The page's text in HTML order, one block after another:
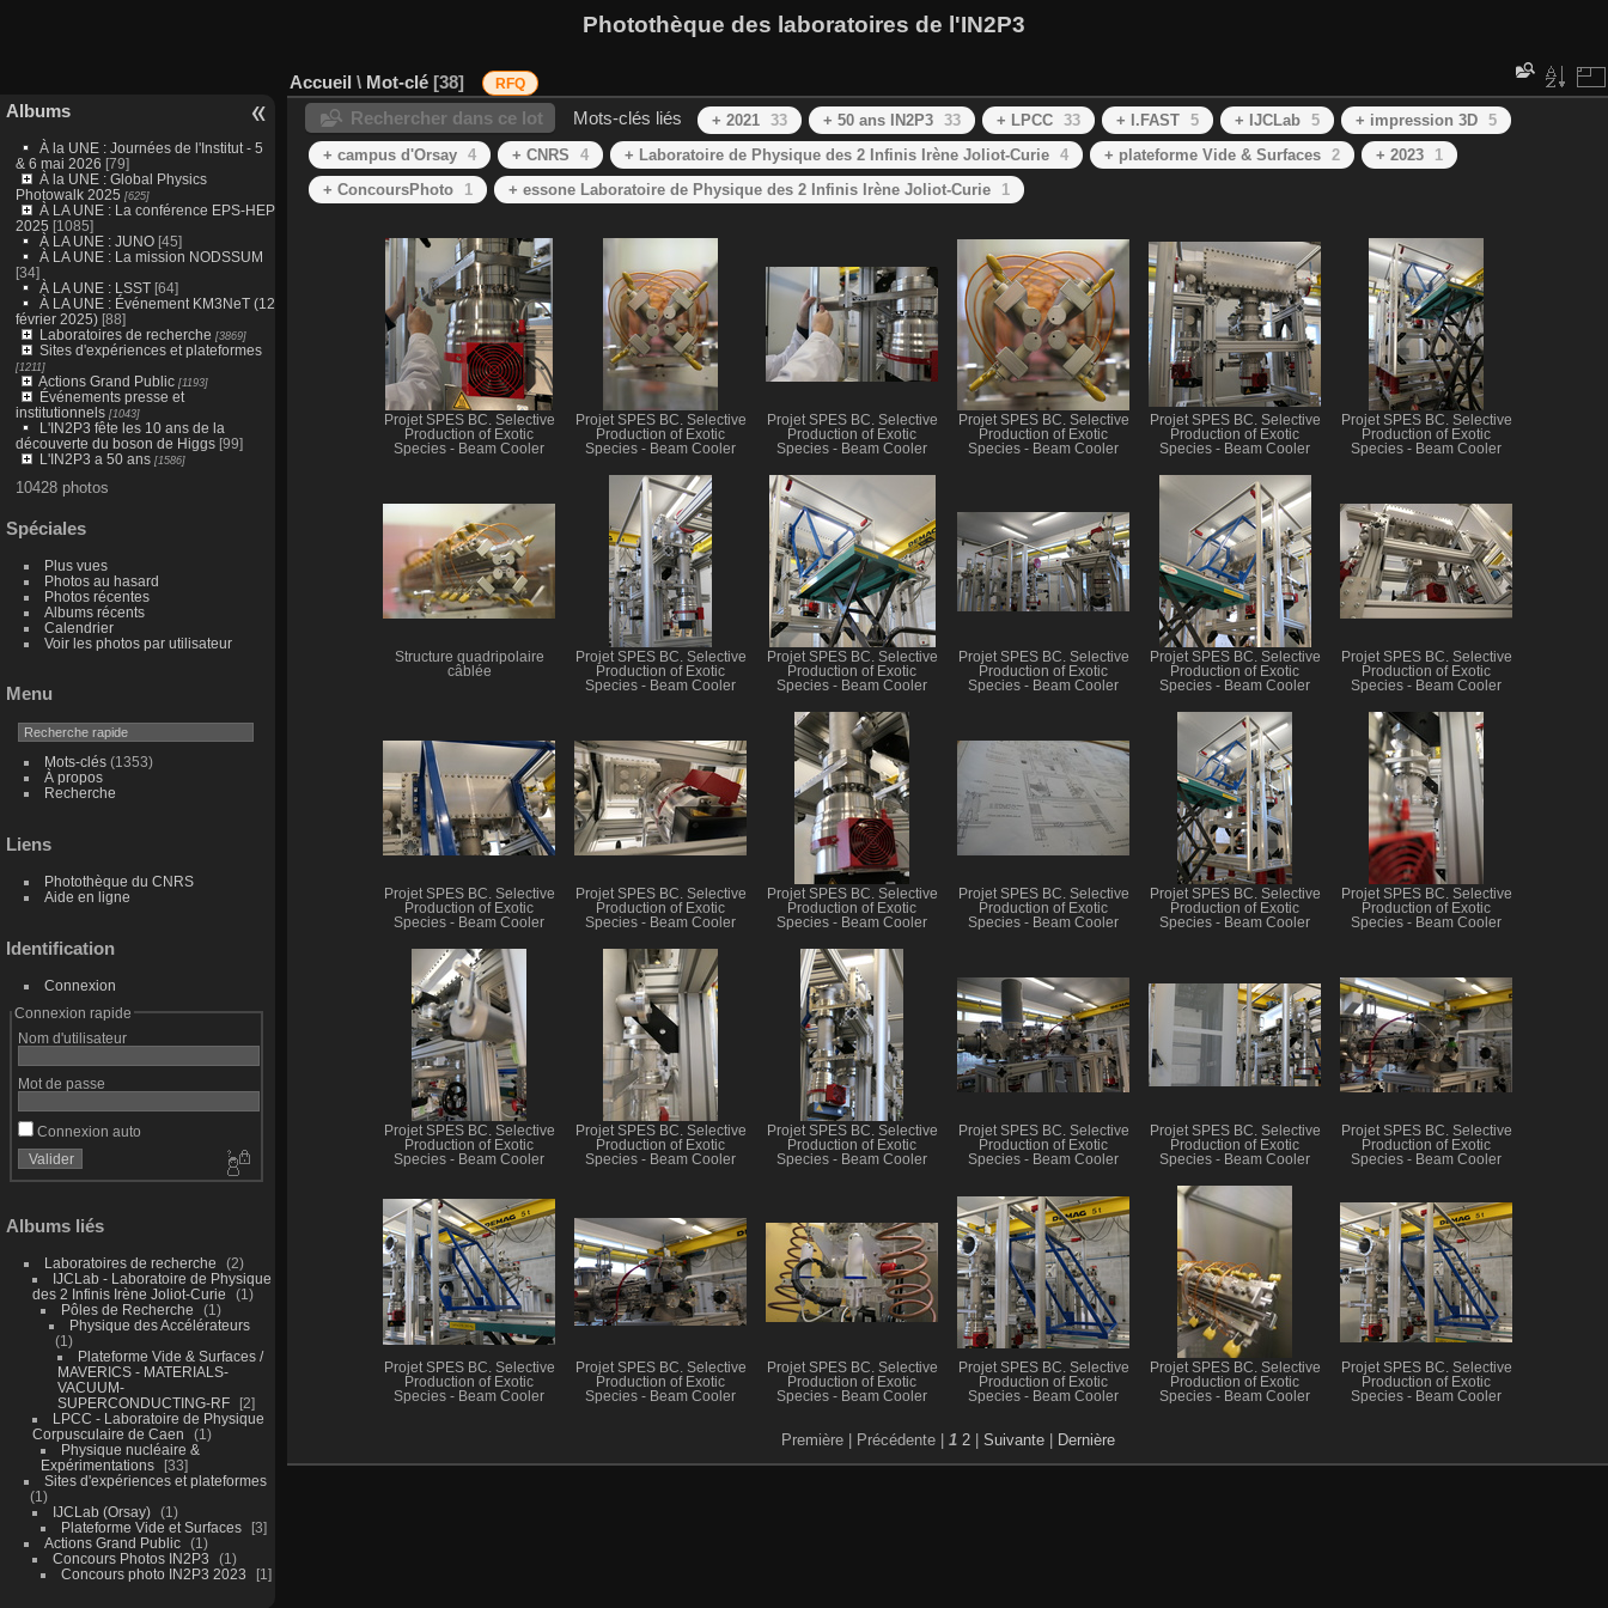
Photothèque des laboratoires de l'IN2P3
Albums
À la UNE : Journées de l'Institut - 5
& 6 mai 2026 [79]
À la UNE : Global Physics
Photowalk 2025 [625]
À LA UNE : La conférence EPS-HEP
2025 [1085]
À LA UNE : JUNO [45]
À LA UNE : La mission NODSSUM
[34]
À LA UNE : LSST[64]
À LA UNE : Événement KM3NeT (12
février 2025)[88]
Laboratoires de recherche [3869]
Sites d'expériences et plateformes
[1211]
Actions Grand Public[1193]
Événements presse et
institutionnels[1043]
L'IN2P3 fête les 10 ans de la
découverte du boson de Higgs[99]
L'IN2P3 a 50 ans[1586]
10428 photos
Spéciales
Plus vues
Photos au hasard
Photos récentes
Albums récents
Calendrier
Voir les photos par utilisateur
Menu
Mots-clés(1353)
À propos
Recherche
Liens
Photothèque du CNRS
Aide en ligne
Identification
Connexion
Connexion rapide
Nom d'utilisateur
Mot de passe
Connexion auto
Albums liés
Laboratoires de recherche
2
IJCLab - Laboratoire de Physique
des 2 Infinis Irène Joliot-Curie
1
Pôles de Recherche
1
Physique des Accélérateurs
1
Plateforme Vide & Surfaces /
MAVERICS - MATERIALS-
VACUUM-
SUPERCONDUCTING-RF
2
LPCC - Laboratoire de Physique
Corpusculaire de Caen
1
Physique nucléaire &
Expérimentations
33
Sites d'expériences et plateformes
1
IJCLab (Orsay)
1
Plateforme Vide et Surfaces
3
Actions Grand Public
1
Concours Photos IN2P3
1
Concours photo IN2P3 2023
1
Accueil \ Mot-clé 38 RFQ
Rechercher dans ce lot Mots-clés liés + 2021 33 + 50 ans IN2P3 33 + LPCC 33 + I.FAST 5 + IJCLab 5 + impression 3D 5
+ campus d'Orsay 4 + CNRS 4 + Laboratoire de Physique des 2 Infinis Irène Joliot-Curie 4 + plateforme Vide & Surfaces 2 + 2023
1
+ ConcoursPhoto
1 + essone Laboratoire de Physique des 2 Infinis Irène Joliot-Curie 1
Projet SPES BC. Selective
Production of Exotic
Species - Beam Cooler
Projet SPES BC. Selective
Production of Exotic
Species - Beam Cooler
Projet SPES BC. Selective
Production of Exotic
Species - Beam Cooler
Projet SPES BC. Selective
Production of Exotic
Species - Beam Cooler
Projet SPES BC. Selective
Production of Exotic
Species - Beam Cooler
Projet SPES BC. Selective
Production of Exotic
Species - Beam Cooler
Structure quadripolaire
câblée
Projet SPES BC. Selective
Production of Exotic
Species - Beam Cooler
Projet SPES BC. Selective
Production of Exotic
Species - Beam Cooler
Projet SPES BC. Selective
Production of Exotic
Species - Beam Cooler
Projet SPES BC. Selective
Production of Exotic
Species - Beam Cooler
Projet SPES BC. Selective
Production of Exotic
Species - Beam Cooler
Projet SPES BC. Selective
Production of Exotic
Species - Beam Cooler
Projet SPES BC. Selective
Production of Exotic
Species - Beam Cooler
Projet SPES BC. Selective
Production of Exotic
Species - Beam Cooler
Projet SPES BC. Selective
Production of Exotic
Species - Beam Cooler
Projet SPES BC. Selective
Production of Exotic
Species - Beam Cooler
Projet SPES BC. Selective
Production of Exotic
Species - Beam Cooler
Projet SPES BC. Selective
Production of Exotic
Species - Beam Cooler
Projet SPES BC. Selective
Production of Exotic
Species - Beam Cooler
Projet SPES BC. Selective
Production of Exotic
Species - Beam Cooler
Projet SPES BC. Selective
Production of Exotic
Species - Beam Cooler
Projet SPES BC. Selective
Production of Exotic
Species - Beam Cooler
Projet SPES BC. Selective
Production of Exotic
Species - Beam Cooler
Projet SPES BC. Selective
Production of Exotic
Species - Beam Cooler
Projet SPES BC. Selective
Production of Exotic
Species - Beam Cooler
Projet SPES BC. Selective
Production of Exotic
Species - Beam Cooler
Projet SPES BC. Selective
Production of Exotic
Species - Beam Cooler
Projet SPES BC. Selective
Production of Exotic
Species - Beam Cooler
Projet SPES BC. Selective
Production of Exotic
Species - Beam Cooler
Première | Précédente | 1 2 Suivante Dernière